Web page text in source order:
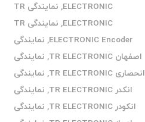
ELECTRONIC
,
نمایندگی TR
ELECTRONIC
,
نمایندگی TR
ELECTRONIC Encoder
, نمایندگی
اصفهان TR ELECTRONIC
, نمایندگی
انحصاری TR ELECTRONIC
, نمایندگی
انکدر TR ELECTRONIC
, نمایندگی
انکودر TR ELECTRONIC
, نمایندگی